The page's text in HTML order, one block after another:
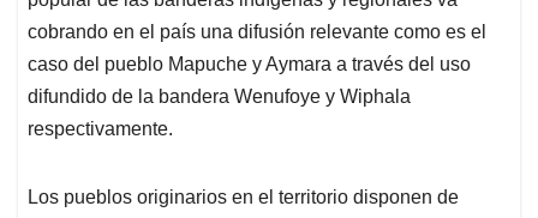
cobrando en el país una difusión relevante como es el
caso del pueblo Mapuche y Aymara a través del uso
difundido de la bandera Wenufoye y Wiphala
respectivamente.
Los pueblos originarios en el territorio disponen de